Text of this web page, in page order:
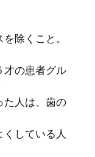
除くこと。
の患者グル
た人は、歯の
くしている人